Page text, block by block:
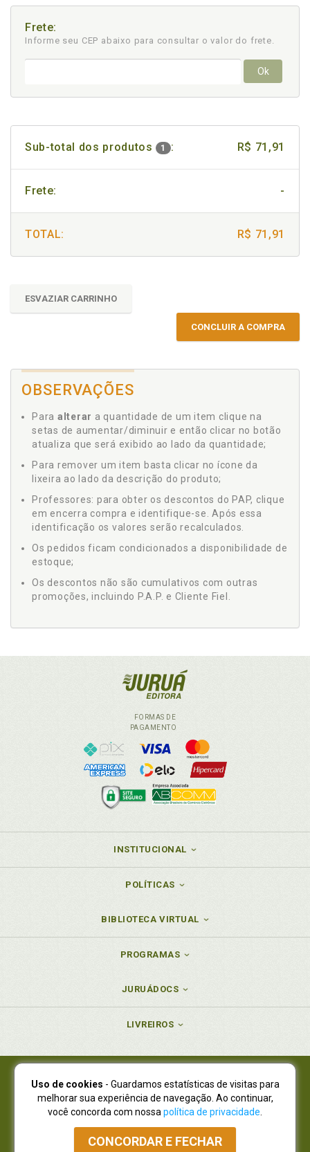
Frete:
Informe seu CEP abaixo para consultar o valor do frete.
Ok
Sub-total dos produtos 1 : R$ 71,91
Frete: -
TOTAL: R$ 71,91
ESVAZIAR CARRINHO
CONCLUIR A COMPRA
OBSERVAÇÕES
Para alterar a quantidade de um item clique na
setas de aumentar/diminuir e então clicar no botão
atualiza que será exibido ao lado da quantidade;
Para remover um item basta clicar no ícone da
lixeira ao lado da descrição do produto;
Professores: para obter os descontos do PAP, clique
em encerra compra e identifique-se. Após essa
identificação os valores serão recalculados.
Os pedidos ficam condicionados a disponibilidade de
estoque;
Os descontos não são cumulativos com outras
promoções, incluindo P.A.P. e Cliente Fiel.
FORMAS DE
PAGAMENTO
INSTITUCIONAL
POLÍTICAS
BIBLIOTECA VIRTUAL
PROGRAMAS
JURUÁDOCS
LIVREIROS
Juruá Editora Ltda., CNPJ 77.535.508/0001-19
Juruá Informática Ltda., CNPJ 01.701.561/0001-80
NOVO ENDEREÇO:R. Flávio Dallegrave, 7665, São Lourenço |
Curitiba - Paraná - CEP 82210-310
Atendimento: (41) 4009-3900|Vendas Atacado: (41) 4009-3939
Uso de cookies - Guardamos estatísticas de visitas para
melhorar sua experiência de navegação. Ao continuar,
você concorda com nossa política de privacidade
CONCORDAR E FECHAR